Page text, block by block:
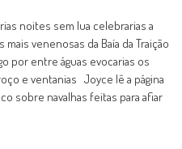
noites sem lua celebrarias a
venenosas da Baía da Traição
por entre águas evocarias os
e ventanias Joyce lê a página
sobre navalhas feitas para afiar